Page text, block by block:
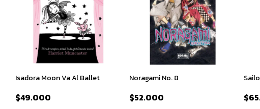
Isadora Moon Va Al Ballet
$49.000
Noragami No. 8
$52.000